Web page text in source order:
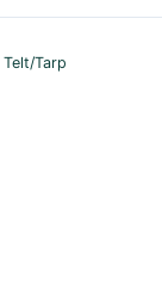
Telt/Tarp